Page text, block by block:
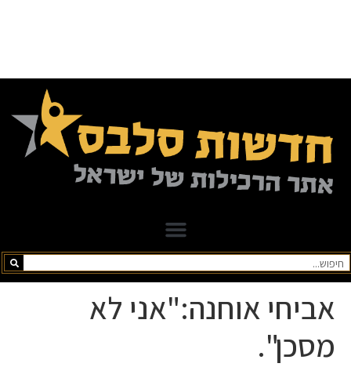
אביחי אוחנה:"אני לא
מסכן".